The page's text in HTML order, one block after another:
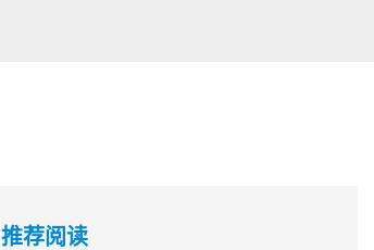
推荐阅读